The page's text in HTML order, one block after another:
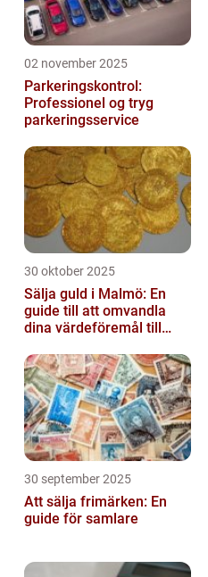
02 november 2025
Parkeringskontrol:
Professionel og tryg
parkeringsservice
30 oktober 2025
Sälja guld i Malmö: En
guide till att omvandla
dina värdeföremål till
30 september 2025
Att sälja frimärken: En
guide för samlare